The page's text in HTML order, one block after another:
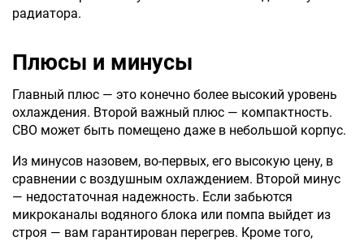
радиатора.
Плюсы и минусы
Главный плюс — это конечно более высокий уровень
охлаждения. Второй важный плюс — компактность.
СВО может быть помещено даже в небольшой корпус.
Из минусов назовем, во-первых, его высокую цену, в
сравнении с воздушным охлаждением. Второй минус
— недостаточная надежность. Если забьются
микроканалы водяного блока или помпа выйдет из
строя — вам гарантирован перегрев. Кроме того,